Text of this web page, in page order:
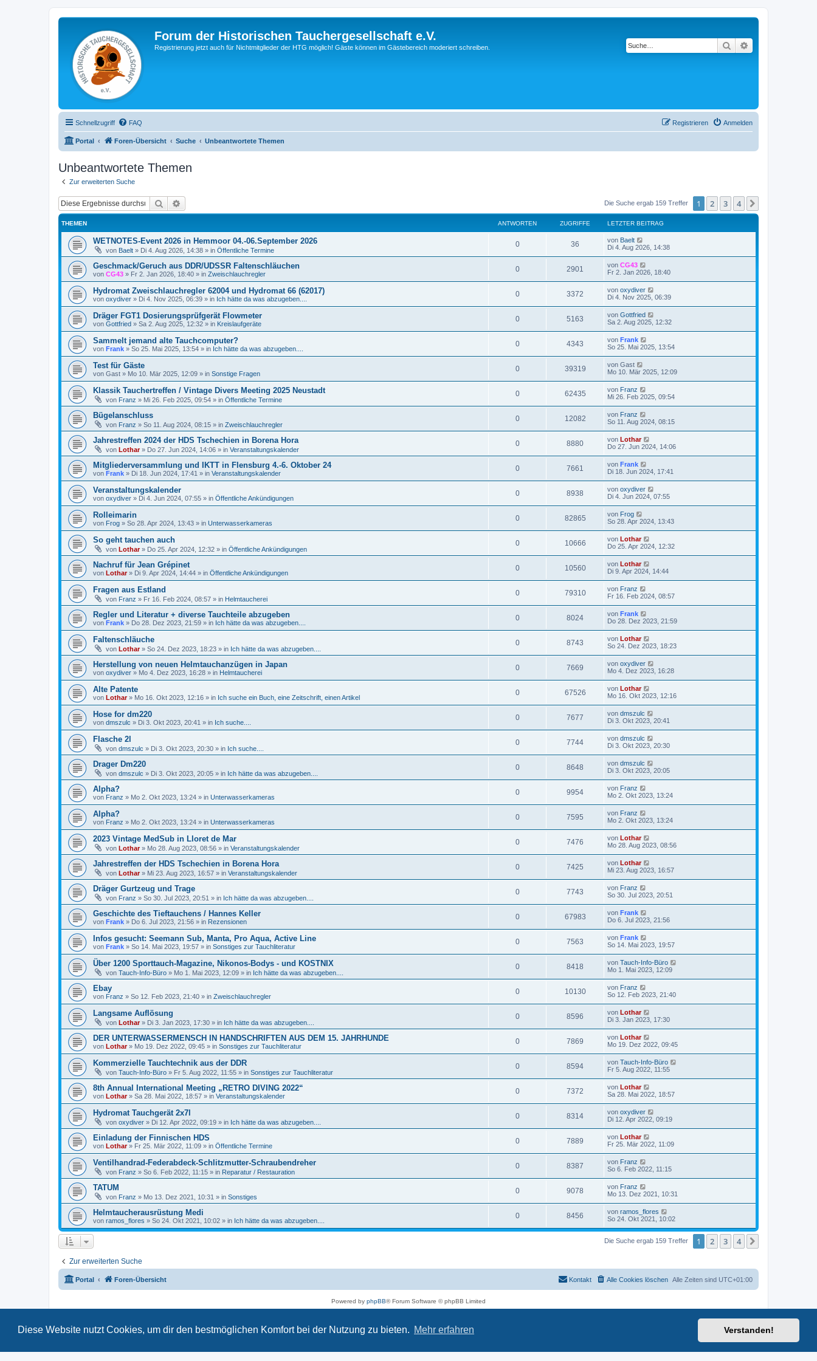
Diese Website nutzt Cookies, um dir den bestmöglichen Komfort bei der Nutzung zu bieten. Mehr erfahren Verstanden!
Forum der Historischen Tauchergesellschaft e.V.
Registrierung jetzt auch für Nichtmitglieder der HTG möglich! Gäste können im Gästebereich moderiert schreiben. Suche
Schnellzugriff FAQ Anmelden
Registrieren
Portal Foren-Übersicht Suche Unbeantwortete Themen
Unbeantwortete Themen
Zur erweiterten Suche
Suche Die Suche ergab 159 Treffer 1 2 3 4
THEMEN ANTWORTEN ZUGRIFFE LETZTER BEITRAG
WETNOTES-Event 2026 in Hemmoor 04.-06.September 2026
von Baelt » Di 4. Aug 2026, 14:38 » in Öffentliche Termine
0 36 von Baelt
Di 4. Aug 2026, 14:38
Geschmack/Geruch aus DDR/UDSSR Faltenschläuchen
von CG43 » Fr 2. Jan 2026, 18:40 » in Zweischlauchregler
0 2901 von CG43
Fr 2. Jan 2026, 18:40
Hydromat Zweischlauchregler 62004 und Hydromat 66 (62017)
von oxydiver » Di 4. Nov 2025, 06:39 » in Ich hätte da was abzugeben....
0 3372 von oxydiver
Di 4. Nov 2025, 06:39
Dräger FGT1 Dosierungsprüfgerät Flowmeter
von Gottfried » Sa 2. Aug 2025, 12:32 » in Kreislaufgeräte
0 5163 von Gottfried
Sa 2. Aug 2025, 12:32
Sammelt jemand alte Tauchcomputer?
von Frank » So 25. Mai 2025, 13:54 » in Ich hätte da was abzugeben....
0 4343 von Frank
So 25. Mai 2025, 13:54
Test für Gäste
von Gast » Mo 10. Mär 2025, 12:09 » in Sonstige Fragen
0 39319 von Gast
Mo 10. Mär 2025, 12:09
Klassik Tauchertreffen / Vintage Divers Meeting 2025 Neustadt
von Franz » Mi 26. Feb 2025, 09:54 » in Öffentliche Termine
0 62435 von Franz
Mi 26. Feb 2025, 09:54
Bügelanschluss
von Franz » So 11. Aug 2024, 08:15 » in Zweischlauchregler
0 12082 von Franz
So 11. Aug 2024, 08:15
Jahrestreffen 2024 der HDS Tschechien in Borena Hora
von Lothar» Do 27. Jun 2024, 14:06 » in Veranstaltungskalender
0 8880 von Lothar
Do 27. Jun 2024, 14:06
Mitgliederversammlung und IKTT in Flensburg 4.-6. Oktober 24
von Frank » Di 18. Jun 2024, 17:41 » in Veranstaltungskalender
0 7661 von Frank
Di 18. Jun 2024, 17:41
Veranstaltungskalender
von oxydiver » Di 4. Jun 2024, 07:55 » in Öffentliche Ankündigungen
0 8938 von oxydiver
Di 4. Jun 2024, 07:55
Rolleimarin
von Frog » So 28. Apr 2024, 13:43 » in Unterwasserkameras
0 82865 von Frog
So 28. Apr 2024, 13:43
So geht tauchen auch
von Lothar» Do 25. Apr 2024, 12:32 » in Öffentliche Ankündigungen
0 10666 von Lothar
Do 25. Apr 2024, 12:32
Nachruf für Jean Grépinet
von Lothar» Di 9. Apr 2024, 14:44 » in Öffentliche Ankündigungen
0 10560 von Lothar
Di 9. Apr 2024, 14:44
Fragen aus Estland
von Franz » Fr 16. Feb 2024, 08:57 » in Helmtaucherei
0 79310 von Franz
Fr 16. Feb 2024, 08:57
Regler und Literatur + diverse Tauchteile abzugeben
von Frank » Do 28. Dez 2023, 21:59 » in Ich hätte da was abzugeben....
0 8024 von Frank
Do 28. Dez 2023, 21:59
Faltenschläuche
von Lothar» So 24. Dez 2023, 18:23 » in Ich hätte da was abzugeben....
0 8743 von Lothar
So 24. Dez 2023, 18:23
Herstellung von neuen Helmtauchanzügen in Japan
von oxydiver » Mo 4. Dez 2023, 16:28 » in Helmtaucherei
0 7669 von oxydiver
Mo 4. Dez 2023, 16:28
Alte Patente
von Lothar» Mo 16. Okt 2023, 12:16 » in Ich suche ein Buch, eine Zeitschrift, einen Artikel
0 67526 von Lothar
Mo 16. Okt 2023, 12:16
Hose for dm220
von dmszulc » Di 3. Okt 2023, 20:41 » in Ich suche....
0 7677 von dmszulc
Di 3. Okt 2023, 20:41
Flasche 2l
von dmszulc » Di 3. Okt 2023, 20:30 » in Ich suche....
0 7744 von dmszulc
Di 3. Okt 2023, 20:30
Drager Dm220
von dmszulc » Di 3. Okt 2023, 20:05 » in Ich hätte da was abzugeben....
0 8648 von dmszulc
Di 3. Okt 2023, 20:05
Alpha?
von Franz » Mo 2. Okt 2023, 13:24 » in Unterwasserkameras
0 9954 von Franz
Mo 2. Okt 2023, 13:24
Alpha?
von Franz » Mo 2. Okt 2023, 13:24 » in Unterwasserkameras
0 7595 von Franz
Mo 2. Okt 2023, 13:24
2023 Vintage MedSub in Lloret de Mar
von Lothar» Mo 28. Aug 2023, 08:56 » in Veranstaltungskalender
0 7476 von Lothar
Mo 28. Aug 2023, 08:56
Jahrestreffen der HDS Tschechien in Borena Hora
von Lothar» Mi 23. Aug 2023, 16:57 » in Veranstaltungskalender
0 7425 von Lothar
Mi 23. Aug 2023, 16:57
Dräger Gurtzeug und Trage
von Franz » So 30. Jul 2023, 20:51 » in Ich hätte da was abzugeben....
0 7743 von Franz
So 30. Jul 2023, 20:51
Geschichte des Tieftauchens / Hannes Keller
von Frank » Do 6. Jul 2023, 21:56 » in Rezensionen
0 67983 von Frank
Do 6. Jul 2023, 21:56
Infos gesucht: Seemann Sub, Manta, Pro Aqua, Active Line
von Frank » So 14. Mai 2023, 19:57 » in Sonstiges zur Tauchliteratur
0 7563 von Frank
So 14. Mai 2023, 19:57
Über 1200 Sporttauch-Magazine, Nikonos-Bodys - und KOSTNIX
von Tauch-Info-Büro » Mo 1. Mai 2023, 12:09 » in Ich hätte da was abzugeben....
0 8418 von Tauch-Info-Büro
Mo 1. Mai 2023, 12:09
Ebay
von Franz » So 12. Feb 2023, 21:40 » in Zweischlauchregler
0 10130 von Franz
So 12. Feb 2023, 21:40
Langsame Auflösung
von Lothar» Di 3. Jan 2023, 17:30 » in Ich hätte da was abzugeben....
0 8596 von Lothar
Di 3. Jan 2023, 17:30
DER UNTERWASSERMENSCH IN HANDSCHRIFTEN AUS DEM 15. JAHRHUNDE
von Lothar» Mo 19. Dez 2022, 09:45 » in Sonstiges zur Tauchliteratur
0 7869 von Lothar
Mo 19. Dez 2022, 09:45
Kommerzielle Tauchtechnik aus der DDR
von Tauch-Info-Büro » Fr 5. Aug 2022, 11:55 » in Sonstiges zur Tauchliteratur
0 8594 von Tauch-Info-Büro
Fr 5. Aug 2022, 11:55
8th Annual International Meeting „RETRO DIVING 2022“
von Lothar» Sa 28. Mai 2022, 18:57 » in Veranstaltungskalender
0 7372 von Lothar
Sa 28. Mai 2022, 18:57
Hydromat Tauchgerät 2x7l
von oxydiver » Di 12. Apr 2022, 09:19 » in Ich hätte da was abzugeben....
0 8314 von oxydiver
Di 12. Apr 2022, 09:19
Einladung der Finnischen HDS
von Lothar» Fr 25. Mär 2022, 11:09 » in Öffentliche Termine
0 7889 von Lothar
Fr 25. Mär 2022, 11:09
Ventilhandrad-Federabdeck-Schlitzmutter-Schraubendreher
von Franz » So 6. Feb 2022, 11:15 » in Reparatur / Restauration
0 8387 von Franz
So 6. Feb 2022, 11:15
TATUM
von Franz » Mo 13. Dez 2021, 10:31 » in Sonstiges
0 9078 von Franz
Mo 13. Dez 2021, 10:31
Helmtaucherausrüstung Medi
von ramos_flores » So 24. Okt 2021, 10:02 » in Ich hätte da was abzugeben....
0 8456 von ramos_flores
So 24. Okt 2021, 10:02
Die Suche ergab 159 Treffer 1 2 3 4
Zur erweiterten Suche
Portal Foren-Übersicht Alle Zeiten sind UTC+01:00
Alle Cookies löschen
Kontakt
Powered by phpBB® Forum Software © phpBB Limited